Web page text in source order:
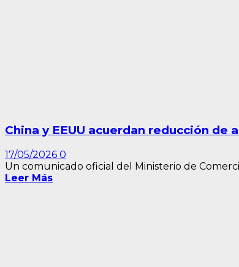
China y EEUU acuerdan reducción de
17/05/2026 0
Un comunicado oficial del Ministerio de
Leer Más